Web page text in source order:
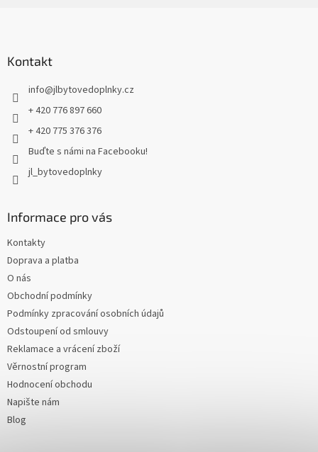
Kontakt
info@jlbytovedoplnky.cz
+ 420 776 897 660
+ 420 775 376 376
Buďte s námi na Facebooku!
jl_bytovedoplnky
Informace pro vás
Kontakty
Doprava a platba
O nás
Obchodní podmínky
Podmínky zpracování osobních údajů
Odstoupení od smlouvy
Reklamace a vrácení zboží
Věrnostní program
Hodnocení obchodu
Napište nám
Blog